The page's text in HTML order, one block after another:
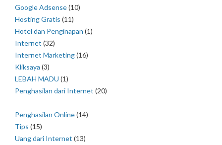
Google Adsense(10)
Hosting Gratis (11)
Hotel dan Penginapan (1)
Internet (32)
Internet Marketing(16)
Kliksaya (3)
LEBAH MADU (1)
Penghasilan dari Internet (20)
Penghasilan Online(14)
Tips (15)
Uang dari Internet (13)